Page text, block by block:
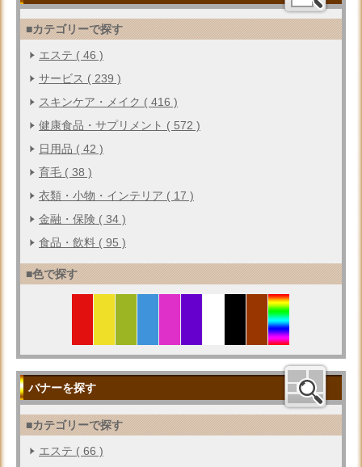
■カテゴリーで探す
エステ ( 46 )
サービス ( 239 )
スキンケア・メイク ( 416 )
健康食品・サプリメント ( 572 )
日用品 ( 42 )
育毛 ( 38 )
衣類・小物・インテリア ( 17 )
金融・保険 ( 34 )
食品・飲料 ( 95 )
■色で探す
バナーを探す
■カテゴリーで探す
エステ ( 66 )